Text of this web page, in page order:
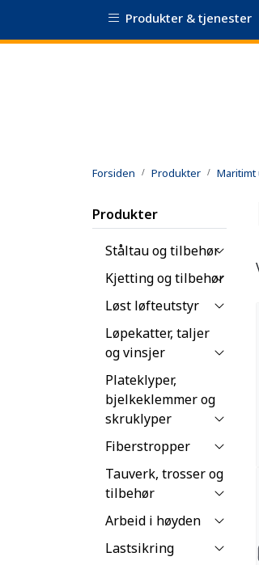
Sertifikatdatabase |
Produkter & tjenester
Forsiden Produkter
Produkter
Ståltau og tilbehør
Kjetting og tilbehør
Løst løfteutstyr
Løpekatter, taljer
og vinsjer
Plateklyper,
bjelkeklemmer og
skruklyper
Fiberstropper
Tauverk, trosser og
tilbehør
Arbeid i høyden
Lastsikring